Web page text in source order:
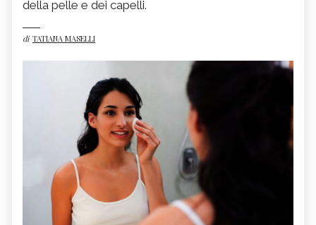
della pelle e dei capelli.
di TATIANA MASELLI